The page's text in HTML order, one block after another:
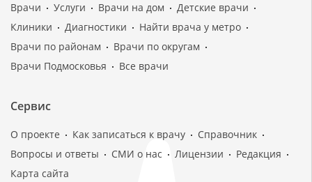
Врачи Услуги Врачи на дом
Детские врачи
Клиники
Диагностики
Найти врача у метро
Врачи по районам
Врачи по округам
Врачи Подмосковья
Все врачи
Сервис
О проекте Как записаться к врачу
Справочник
Вопросы и ответы
СМИ о нас Лицензии
Редакция
Карта сайта